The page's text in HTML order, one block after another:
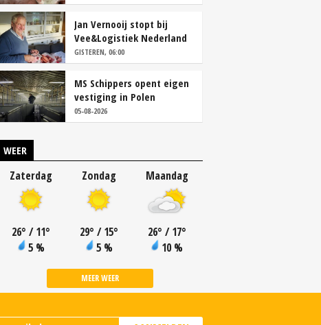
Jan Vernooij stopt bij
Vee&Logistiek Nederland
GISTEREN, 06:00
MS Schippers opent eigen
vestiging in Polen
05-08-2026
WEER
Zaterdag
26° / 11°
5 %
Zondag
29° / 15°
5 %
Maandag
26° / 17°
10 %
MEER WEER